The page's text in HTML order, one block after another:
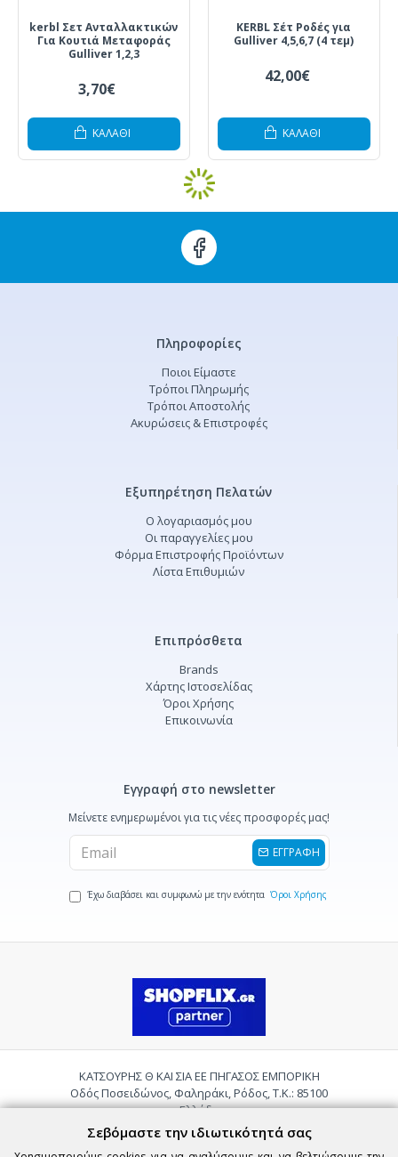
kerbl Σετ Ανταλλακτικών
Για Κουτιά Μεταφοράς
Gulliver 1,2,3
3,70€
ΚΑΛΆΘΙ
KERBL Σέτ Ροδές για
Gulliver 4,5,6,7 (4 τεμ)
42,00€
ΚΑΛΆΘΙ
Πληροφορίες
Ποιοι Είμαστε
Τρόποι Πληρωμής
Τρόποι Αποστολής
Ακυρώσεις & Επιστροφές
Εξυπηρέτηση Πελατών
Ο λογαριασμός μου
Οι παραγγελίες μου
Φόρμα Επιστροφής Προϊόντων
Λίστα Επιθυμιών
Επιπρόσθετα
Brands
Χάρτης Ιστοσελίδας
Όροι Χρήσης
Επικοινωνία
Εγγραφή στο newsletter
Μείνετε ενημερωμένοι για τις νέες προσφορές μας!
ΕΓΓΡΑΦΗ
Έχω διαβάσει και συμφωνώ με την ενότητα Όροι Χρήσης
ΚΑΤΣΟΥΡΗΣ Θ ΚΑΙ ΣΙΑ ΕΕ ΠΗΓΑΣΟΣ ΕΜΠΟΡΙΚΗ
Οδός Ποσειδώνος, Φαληράκι, Ρόδος, Τ.Κ.: 85100
Ελλάδα
Τηλ.:2241085059
Email:
pigasosemporiki@gmail.com
Σεβόμαστε την ιδιωτικότητά σας